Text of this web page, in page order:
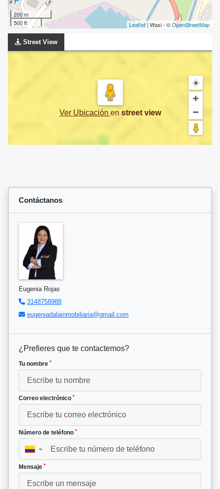
200 m
500 ft
Leaflet| Wasi - ©OpenStreetMap
Street View
Ver Ubicación en street view
Contáctanos
Eugenia Rojas
3148758988
eugeniadalainmobiliaria@gmail.com
¿Prefieres que te contactemos?
Tu nombre *
Correo electrónico *
Número de teléfono *
▼
Mensaje *